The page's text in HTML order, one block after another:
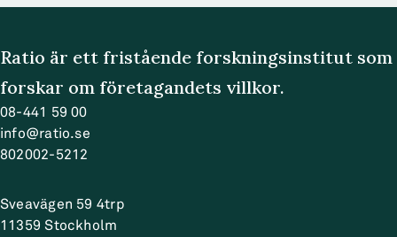
Ratio är ett fristående forskningsinstitut som
forskar om företagandets villkor.
08-441 59 00
info@ratio.se
802002-5212
Sveavägen 59 4trp
11359 Stockholm